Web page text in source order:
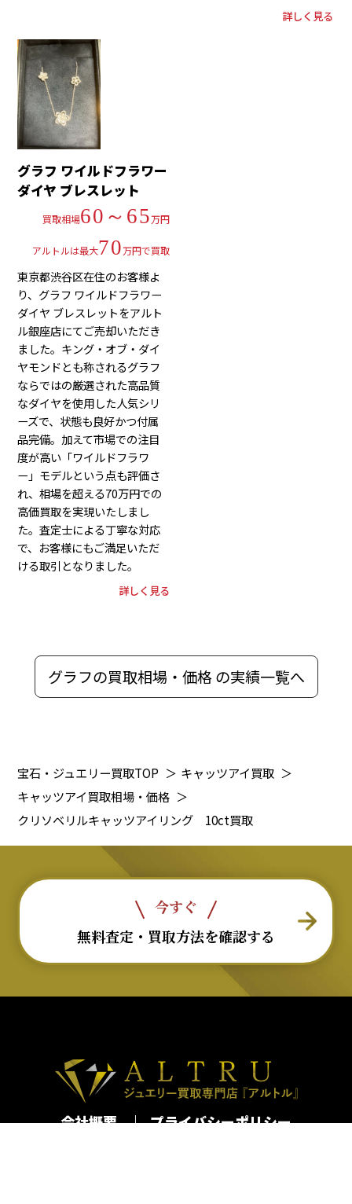
詳しく見る
グラフ ワイルドフラワー
ダイヤ ブレスレット
買取相場60～65万円
アルトルは最大70万円で買取
東京都渋谷区在住のお客様よ
り、グラフ ワイルドフラワー
ダイヤ ブレスレットをアルト
ル銀座店にてご売却いただき
ました。キング・オブ・ダイ
ヤモンドとも称されるグラフ
ならではの厳選された高品質
なダイヤを使用した人気シリ
ーズで、状態も良好かつ付属
品完備。加えて市場での注目
度が高い「ワイルドフラワ
ー」モデルという点も評価さ
れ、相場を超える70万円での
高価買取を実現いたしまし
た。査定士による丁寧な対応
で、お客様にもご満足いただ
ける取引となりました。
詳しく見る
グラフの買取相場・価格 の実績一覧へ
宝石・ジュエリー買取TOP ＞ キャッツアイ買取 ＞
キャッツアイ買取相場・価格 ＞
クリソベリルキャッツアイリング 10ct買取
今すぐ
無料査定・買取方法を確認する
会社概要 プライバシーポリシー